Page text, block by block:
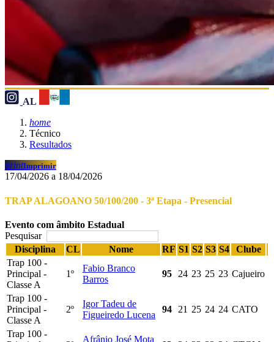
AL
home
Técnico
Resultados
printImprimir
17/04/2026 a 18/04/2026
TRAP ALAGOANO 50/100/200 - 3ª Etapa - Presencial
Evento com âmbito Estadual
Pesquisar
Disciplina
CL Nome RF S1 S2 S3 S4
Clube
Trap 100 -
Principal -
Classe A
1º
Fabio Branco
Barros
95 24 23 25 23 Cajueiro
Trap 100 -
Principal -
Classe A
2º
Igor Tadeu de
Figueiredo Lucena
94 21 25 24 24 CATO
Trap 100 -
Afrânio José Mota